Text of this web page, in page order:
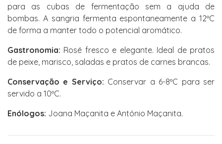
para as cubas de fermentação sem a ajuda de
bombas. A sangria fermenta espontaneamente a 12ºC
de forma a manter todo o potencial aromático.
Gastronomia: Rosé fresco e elegante. Ideal de pratos
de peixe, marisco, saladas e pratos de carnes brancas.
Conservação e Serviço: Conservar a 6-8ºC para ser
servido a 10ºC.
Enólogos: Joana Maçanita e António Maçanita.